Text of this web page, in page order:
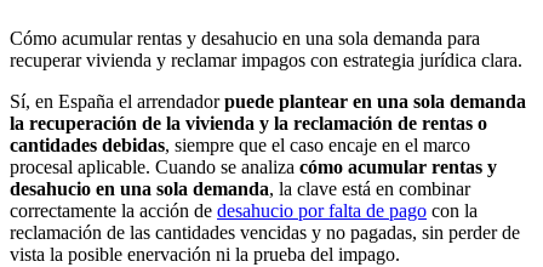
Cómo acumular rentas y desahucio en una sola demanda para
recuperar vivienda y reclamar impagos con estrategia jurídica clara.
Sí, en España el arrendadorpuede plantear en una sola demanda
la recuperación de la vivienda y la reclamación de rentas o
cantidades debidas, siempre que el caso encaje en el marco
procesal aplicable. Cuando se analiza cómo acumular rentas y
desahucio en una sola demanda, la clave está en combinar
correctamente la acción de desahucio por falta de pago con la
reclamación de las cantidades vencidas y no pagadas, sin perder de
vista la posible enervación ni la prueba del impago.